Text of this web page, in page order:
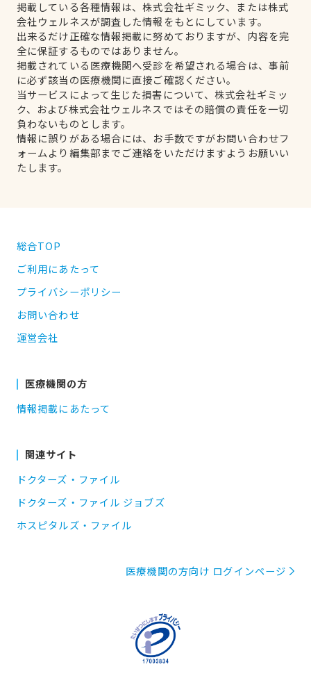
掲載している各種情報は、株式会社ギミック、または株式
会社ウェルネスが調査した情報をもとにしています。
出来るだけ正確な情報掲載に努めておりますが、内容を完
全に保証するものではありません。
掲載されている医療機関へ受診を希望される場合は、事前
に必ず該当の医療機関に直接ご確認ください。
当サービスによって生じた損害について、株式会社ギミッ
ク、および株式会社ウェルネスではその賠償の責任を一切
負わないものとします。
情報に誤りがある場合には、お手数ですがお問い合わせフ
ォームより編集部までご連絡をいただけますようお願いい
たします。
総合TOP
ご利用にあたって
プライバシーポリシー
お問い合わせ
運営会社
医療機関の方
情報掲載にあたって
関連サイト
ドクターズ・ファイル
ドクターズ・ファイル ジョブズ
ホスピタルズ・ファイル
医療機関の方向け ログインページ